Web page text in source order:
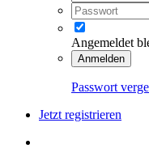
Angemeldet
Anmelden
Passwort
Jetzt registrieren